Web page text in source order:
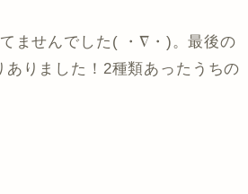
ませんでした( ・∇・)。最後の
りました！2種類あったうちの